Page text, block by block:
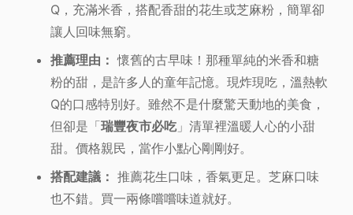
Q，充滿米香，搭配香甜的花生或芝麻粉，簡單卻
讓人回味無窮。
推薦理由： 懷舊的古早味！那種單純的米香和糖
粉的甜，是許多人的童年記憶。現炸現吃，溫熱軟
Q的口感特別好。雖然不是什麼驚天動地的美食，
但卻是「瑞豐夜市必吃」清單裡溫暖人心的小甜
甜。價格親民，當作小點心剛剛好。
搭配建議： 推薦花生口味，香氣更足。芝麻口味
也不錯。買一兩條嚐嚐味道就好。